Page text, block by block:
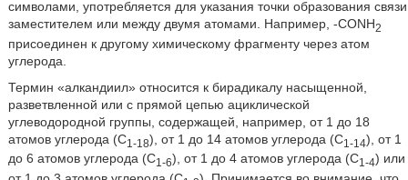
символами, употребляется для указания точки образования связи
заместителем или между двумя атомами. Например, -CONH2
присоединен к другому химическому фрагменту через атом
углерода.
Термин «алкандиил» относится к бирадикалу насыщенной,
разветвленной или с прямой цепью ациклической
углеводородной группы, содержащей, например, от 1 до 18
атомов углерода (C1-18), от 1 до 14 атомов углерода (C1-14), от 1
до 6 атомов углерода (C1-6), от 1 до 4 атомов углерода (C1-4) или